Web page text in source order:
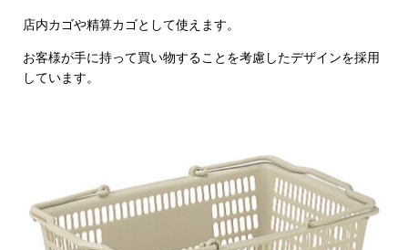
店内カゴや精算カゴとして使えます。
お客様が手に持って買い物することを考慮したデザインを採用
しています。